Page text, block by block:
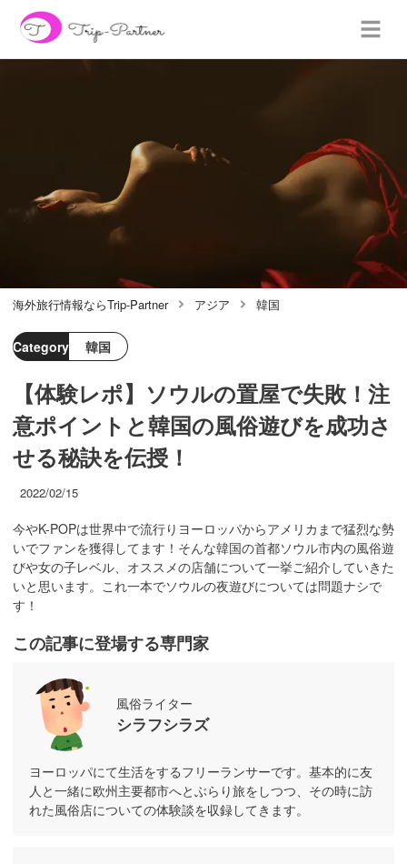
海外旅行情報ならTrip-Partner アジア 韓国
Category 韓国
【体験レポ】ソウルの置屋で失敗！注
意ポイントと韓国の風俗遊びを成功さ
せる秘訣を伝授！
2022/02/15
今やK-POPは世界中で流行りヨーロッパからアメリカまで猛烈な勢
いでファンを獲得してます！そんな韓国の首都ソウル市内の風俗遊
びや女の子レベル、オススメの店舗について一挙ご紹介していきた
いと思います。これ一本でソウルの夜遊びについては問題ナシで
す！
この記事に登場する専門家
風俗ライター
シラフシラズ
ヨーロッパにて生活をするフリーランサーです。基本的に友
人と一緒に欧州主要都市へとぶらり旅をしつつ、その時に訪
れた風俗店についての体験談を収録してきます。